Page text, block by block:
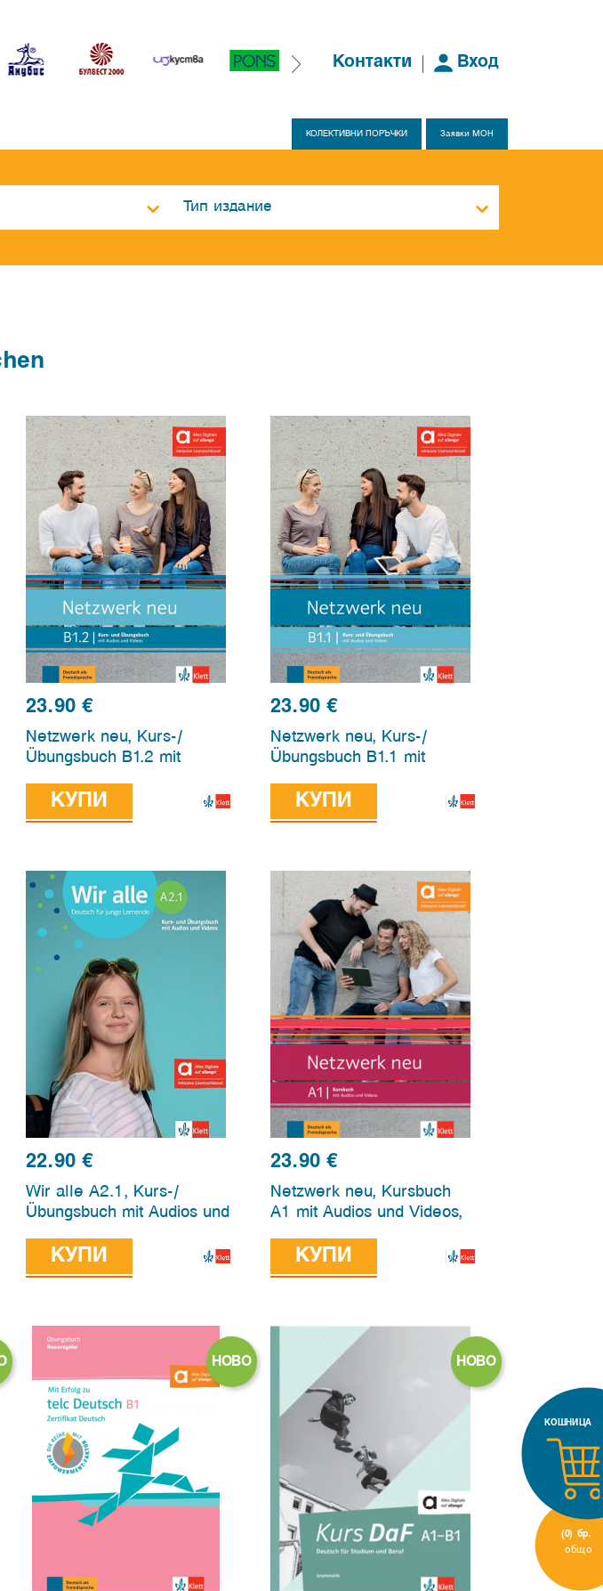
Контакти Вход
КОЛЕКТИВНИ ПОРЪЧКИ Заявки МОН
23.90€
Netzwerk neu, Kurs-/
Übungsbuch B1.2 mit
edition allango
КУПИ
23.90€
Netzwerk neu, Kurs-/
Übungsbuch B1.1 mit
edition allango
КУПИ
22.90€
Wir alle A2.1, Kurs-/
Übungsbuch mit Audios und
allangoКУПИ
23.90€
Netzwerk neu, Kursbuch
A1 mit Audios und Videos,
КУПИ
НОВО НОВО
КОШНИЦА
(0) бр.
общо